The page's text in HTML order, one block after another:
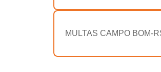
MULTAS CAMPO BOM-